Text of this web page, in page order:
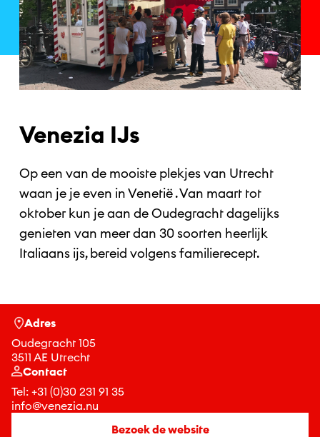
Venezia IJs
Op een van de mooiste plekjes van Utrecht
waan je je even in Venetië . Van maart tot
oktober kun je aan de Oudegracht dagelijks
genieten van meer dan 30 soorten heerlijk
Italiaans ijs, bereid volgens familierecept.
Adres
Oudegracht 105
3511 AE Utrecht
Contact
Tel: +31 (0)30 231 91 35
info@venezia.nu
Bezoek de website